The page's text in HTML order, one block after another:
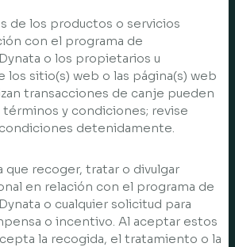
de los productos o servicios
con el programa de
o los propietarios u
los sitio(s) web o las página(s) web
transacciones de canje pueden
y condiciones; revise
detenidamente.
que recoger, tratar o divulgar
en relación con el programa de
o cualquier solicitud para
o incentivo. Al aceptar estos
la recogida, el tratamiento o la